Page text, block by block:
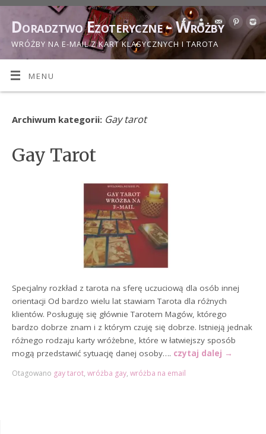
Doradztwo Ezoteryczne - Wróżby
WRÓŻBY NA E-MAIL Z KART KLASYCZNYCH I TAROTA
MENU
Archiwum kategorii: Gay tarot
Gay Tarot
Specjalny rozkład z tarota na sferę uczuciową dla osób innej
orientacji Od bardzo wielu lat stawiam Tarota dla różnych
klientów. Posługuję się głównie Tarotem Magów, którego
bardzo dobrze znam i z którym czuję się dobrze. Istnieją jednak
różnego rodzaju karty wróżebne, które w łatwiejszy sposób
mogą przedstawić sytuację danej osoby…. czytaj dalej →
Otagowano gay tarot,wróżba gay,wróżba na email